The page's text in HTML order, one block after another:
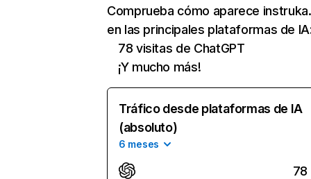
Comprueba cómo aparece
en las principales plataformas de
78 visitas de ChatGPT
¡Y mucho más!
Tráfico desde plataformas de IA
(absoluto)
6 meses
78